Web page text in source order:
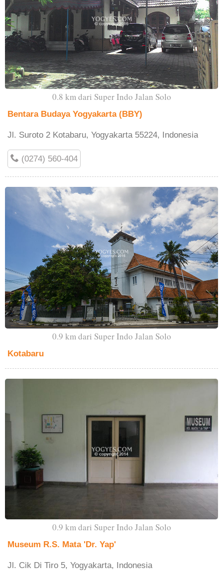
0.8 km dari Super Indo Jalan Solo
Bentara Budaya Yogyakarta (BBY)
Jl. Suroto 2 Kotabaru, Yogyakarta 55224, Indonesia
(0274) 560-404
0.9 km dari Super Indo Jalan Solo
Kotabaru
0.9 km dari Super Indo Jalan Solo
Museum R.S. Mata 'Dr. Yap'
Jl. Cik Di Tiro 5, Yogyakarta, Indonesia